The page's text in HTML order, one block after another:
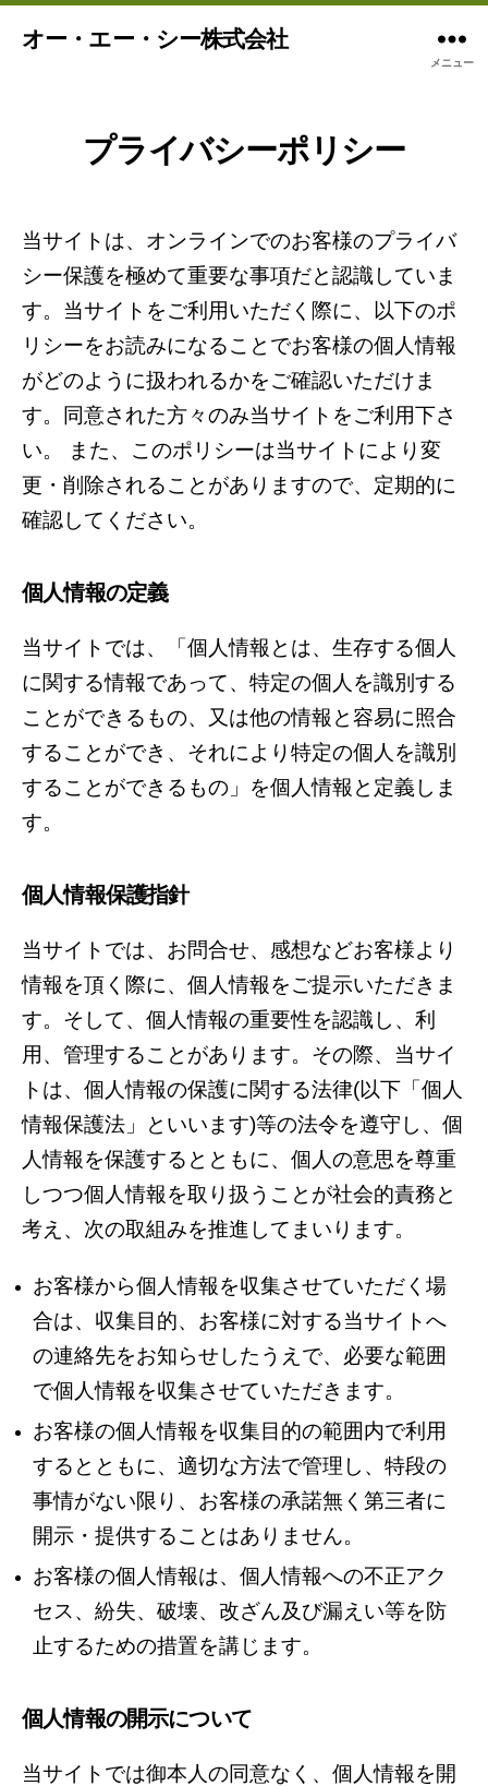
オー・エー・シー株式会社
メニュー
プライバシーポリシー
当サイトは、オンラインでのお客様のプライバ
シー保護を極めて重要な事項だと認識していま
す。当サイトをご利用いただく際に、以下のポ
リシーをお読みになることでお客様の個人情報
がどのように扱われるかをご確認いただけま
す。同意された方々のみ当サイトをご利用下さ
い。 また、このポリシーは当サイトにより変
更・削除されることがありますので、定期的に
確認してください。
個人情報の定義
当サイトでは、「個人情報とは、生存する個人
に関する情報であって、特定の個人を識別する
ことができるもの、又は他の情報と容易に照合
することができ、それにより特定の個人を識別
することができるもの」を個人情報と定義しま
す。
個人情報保護指針
当サイトでは、お問合せ、感想などお客様より
情報を頂く際に、個人情報をご提示いただきま
す。そして、個人情報の重要性を認識し、利
用、管理することがあります。その際、当サイ
トは、個人情報の保護に関する法律(以下「個人
情報保護法」といいます)等の法令を遵守し、個
人情報を保護するとともに、個人の意思を尊重
しつつ個人情報を取り扱うことが社会的責務と
考え、次の取組みを推進してまいります。
お客様から個人情報を収集させていただく場
合は、収集目的、お客様に対する当サイトへ
の連絡先をお知らせしたうえで、必要な範囲
で個人情報を収集させていただきます。
お客様の個人情報を収集目的の範囲内で利用
するとともに、適切な方法で管理し、特段の
事情がない限り、お客様の承諾無く第三者に
開示・提供することはありません。
お客様の個人情報は、個人情報への不正アク
セス、紛失、破壊、改ざん及び漏えい等を防
止するための措置を講じます。
個人情報の開示について
当サイトでは御本人の同意なく、個人情報を開